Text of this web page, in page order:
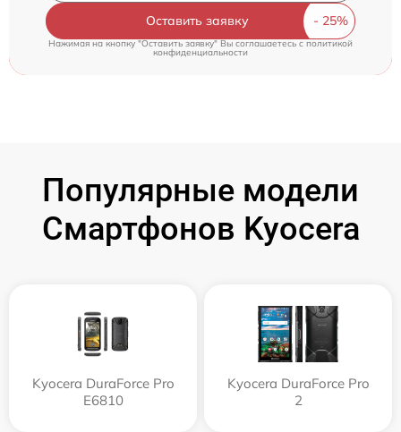
Оставить заявку
Нажимая на кнопку "Оставить заявку" Вы соглашаетесь cполитикой
конфиденциальности
Популярные модели
Смартфонов Kyocera
Kyocera DuraForce Pro
E6810
Kyocera DuraForce Pro
2